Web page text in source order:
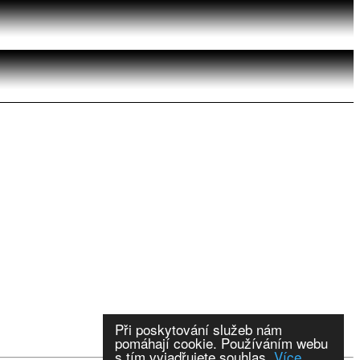
Při poskytování služeb nám
pomáhají cookie. Používáním webu